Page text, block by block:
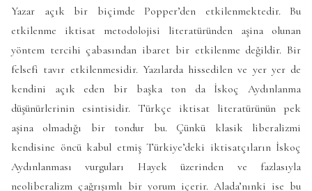
Yazar açık bir biçimde Popper’den etkilenmektedir. Bu
etkilenme iktisat metodolojisi literatüründen aşina olunan
yöntem tercihi çabasından ibaret bir etkilenme değildir. Bir
felsefi tavır etkilenmesidir. Yazılarda hissedilen ve yer yer de
kendini açık eden bir başka ton da İskoç Aydınlanma
düşünürlerinin esintisidir. Türkçe iktisat literatürünün pek
aşina olmadığı bir tondur bu. Çünkü klasik liberalizmi
kendisine öncü kabul etmiş Türkiye’deki iktisatçıların İskoç
Aydınlanması vurguları Hayek üzerinden ve fazlasıyla
neoliberalizm çağrışımlı bir yorum içerir. Alada’nınki ise bu